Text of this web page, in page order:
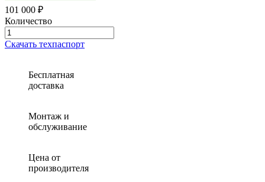
101 000 ₽
Количество
Количество
товара
канализация)
Скачать техпаспорт
Бесплатная
доставка
Монтаж и
обслуживание
Цена от
производителя